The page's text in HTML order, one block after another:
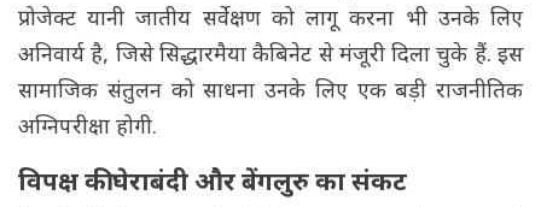
प्रोजेक्ट यानी जातीय सर्वेक्षण को लागू करना भी उनके लिए
अनिवार्य है, जिसे सिद्धारमैया कैबिनेट से मंजूरी दिला चुके हैं. इस
सामाजिक संतुलन को साधना उनके लिए एक बड़ी राजनीतिक
अग्निपरीक्षा होगी.
विपक्ष की घेराबंदी और बेंगलुरु का संकट